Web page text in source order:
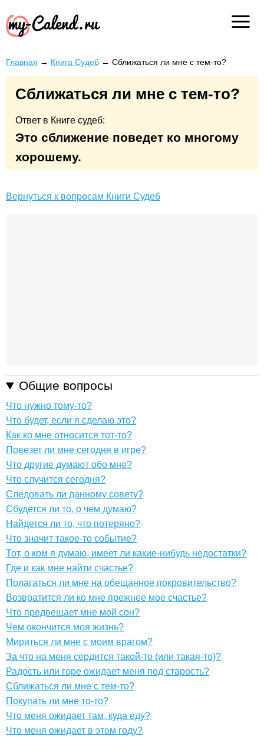
Главная → Книга Судеб → Сближаться ли мне с тем-то?
Сближаться ли мне с тем-то?
Ответ в Книге судеб:
Это сближение поведет ко многому
хорошему.
Вернуться к вопросам Книги Судеб
Общие вопросы
Что нужно тому-то?
Что будет, если я сделаю это?
Как ко мне относится тот-то?
Повезет ли мне сегодня в игре?
Что другие думают обо мне?
Что случится сегодня?
Следовать ли данному совету?
Сбудется ли то, о чем думаю?
Найдется ли то, что потеряно?
Что значит такое-то событие?
Тот, о ком я думаю, имеет ли какие-нибудь недостатки?
Где и как мне найти счастье?
Полагаться ли мне на обещанное покровительство?
Возвратится ли ко мне прежнее мое счастье?
Что предвещает мне мой сон?
Чем окончится моя жизнь?
Мириться ли мне с моим врагом?
За что на меня сердится такой-то (или такая-то)?
Радость или горе ожидает меня под старость?
Сближаться ли мне с тем-то?
Покупать ли мне то-то?
Что меня ожидает там, куда еду?
Что меня ожидает в этом году?